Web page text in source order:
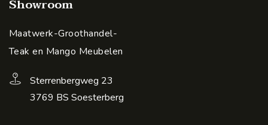
Showroom
Maatwerk-Groothandel-
Teak en Mango Meubelen
Sterrenbergweg 23
3769 BS Soesterberg